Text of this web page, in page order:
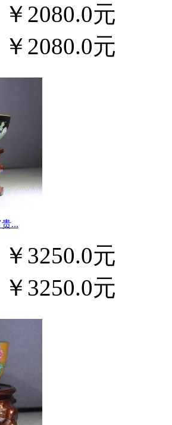
￥2080.0元
￥2080.0元
...
￥3250.0元
￥3250.0元